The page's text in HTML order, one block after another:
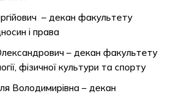
– декан факультету
і права
– декан факультету
фізичної культури та спорту
Володимирівна – декан